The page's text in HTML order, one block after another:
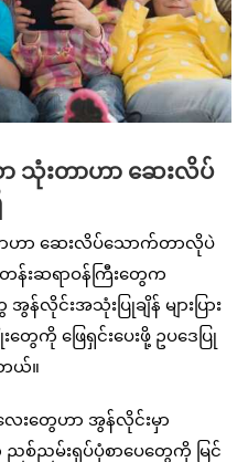
သုံးတာဟာ ဆေးလိပ်
ာ ဆေးလိပ်သောက်တာလိုပဲ
းဆရာဝန်ကြီးတွေက
င်းအသုံးပြုချိန် များပြား
ေကို ဖြေရှင်းပေးဖို့ ဥပဒေပြု
ယ်။
းတွေဟာ အွန်လိုင်းမှာ
စ်ညမ်းရုပ်ပုံစာပေတွေကို မြင်